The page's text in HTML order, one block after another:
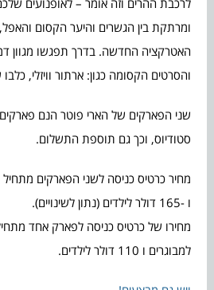
לרכבת ההרים וזה אומר – לאופנועים
ומרתקת בין הגשרים והיער הקסום
האטרקציה החדשה. בדרך תפגשו מגוון
והסרטים הקסומה כגון: ארתור וויזלי,
שני הפארקים של הארי פוטר הנם פארקים
סטודיוס, וכך גם תוספת התשלום.
ו -165 דולר לילדים (נתון לשינויים).
למבוגרים ו 110 דולר לילדים.